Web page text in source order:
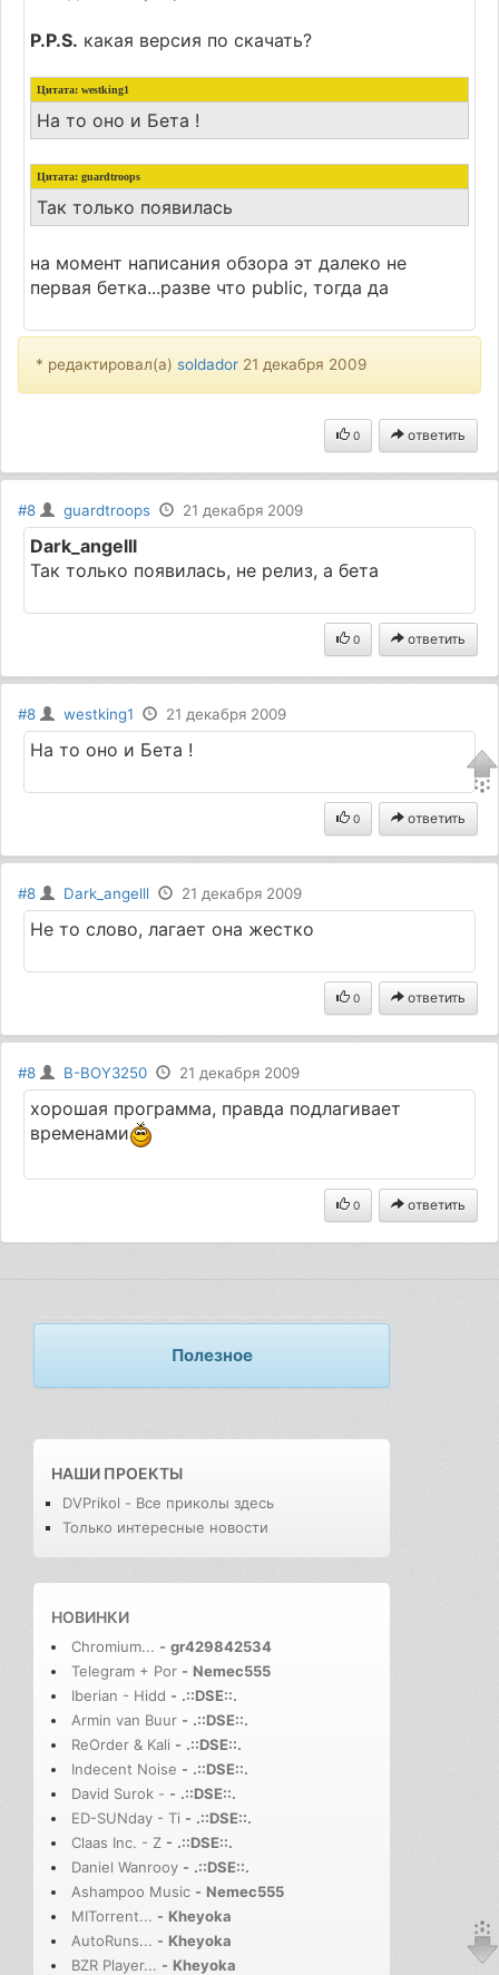
P.P.S. какая версия по скачать?
Цитата: westking1
На то оно и Бета !
Цитата: guardtroops
Так только появилась
на момент написания обзора эт далеко не
первая бетка...разве что public, тогда да
* редактировал(а)soldador 21 декабря 2009
0 ответить
#8 guardtroops 21 декабря 2009
Dark_angelll
Так только появилась, не релиз, а бета
0 ответить
#8 westking1 21 декабря 2009
На то оно и Бета !
0 ответить
#8 Dark_angelll 21 декабря 2009
Не то слово, лагает она жестко
0 ответить
#8 B-BOY3250 21 декабря 2009
хорошая программа, правда подлагивает
временами
0 ответить
Полезное
НАШИ ПРОЕКТЫ
DVPrikol - Все приколы здесь
Только интересные новости
НОВИНКИ
Chromium... - gr429842534
Telegram + Por - Nemec555
Iberian - Hidd - .::DSE::.
Armin van Buur - .::DSE::.
ReOrder & Kali - .::DSE::.
Indecent Noise - .::DSE::.
David Surok - - .::DSE::.
ED-SUNday - Ti - .::DSE::.
Claas Inc. - Z - .::DSE::.
Daniel Wanrooy - .::DSE::.
Ashampoo Music - Nemec555
MITorrent... - Kheyoka
AutoRuns... - Kheyoka
BZR Player... - Kheyoka